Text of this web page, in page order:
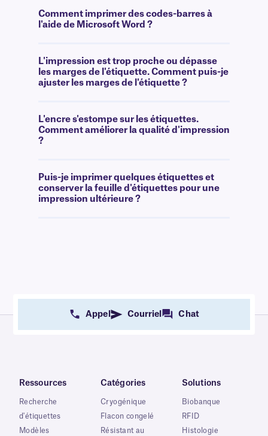
Comment imprimer des codes-barres à
l'aide de Microsoft Word ?
L'impression est trop proche ou dépasse
les marges de l'étiquette. Comment puis-je
ajuster les marges de l'étiquette ?
L'encre s'estompe sur les étiquettes.
Comment améliorer la qualité d'impression
?
Puis-je imprimer quelques étiquettes et
conserver la feuille d'étiquettes pour une
impression ultérieure ?
Appel Courriel Chat
Ressources
Recherche
d'étiquettes
Modèles
Catégories
Cryogénique
Flacon congelé
Résistant au
Solutions
Biobanque
RFID
Histologie